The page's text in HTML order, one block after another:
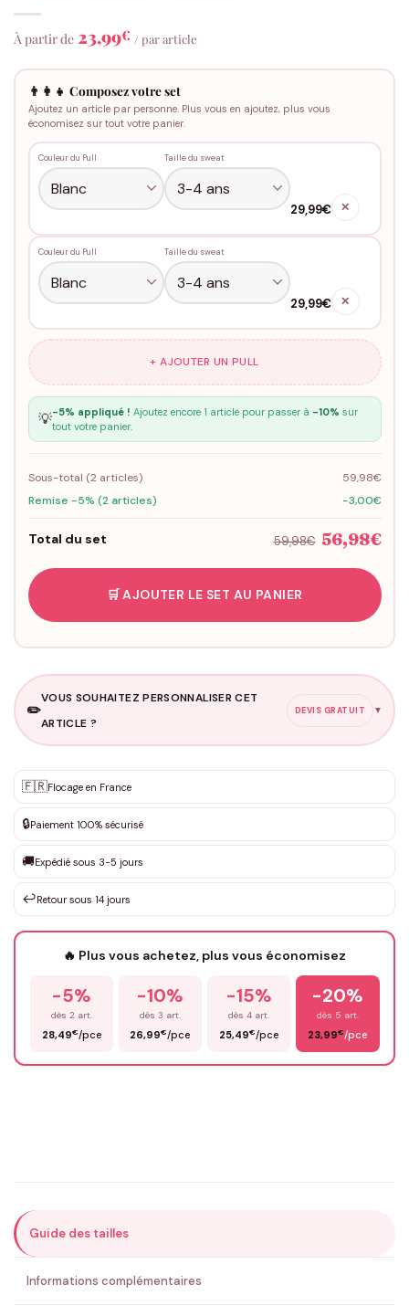
À partir de 23,99€ / par article
👨‍👩‍👧 Composez votre set
Ajoutez un article par personne. Plus vous en ajoutez, plus vous
économisez sur tout votre panier.
Couleur du Pull Taille du sweat
29,99€ ✕
Couleur du Pull Taille du sweat
29,99€ ✕
+ AJOUTER UN PULL
💡-5% appliqué ! Ajoutez encore 1 article pour passer à -10% sur
tout votre panier.
Sous-total (2articles)
59,98€
Remise -5% (2 articles)
-3,00€
Total du set 59,98€ 56,98€
🛒 AJOUTER LE SET AU PANIER
✏️
VOUS SOUHAITEZ PERSONNALISER CET
ARTICLE ?
DEVIS GRATUIT ▼
✨ Personnalisation sur mesure
DEVIS GRATUIT · Personnalisation de 3 à 10€ selon la demande
Que souhaitez-vous ?*
Votre texte / idée*
Prénom*
ENVOYER MA DEMANDE ✨
🇫🇷Flocage en France
🔒Paiement 100% sécurisé
🚚Expédié sous 3-5 jours
↩️Retour sous 14 jours
🔥 Plus vous achetez, plus vous économisez
-5%
dès 2 art.
28,49€/pce
-10%
dès 3 art.
26,99€/pce
-15%
dès 4 art.
25,49€/pce
-20%
dès 5 art.
23,99€/pce
Guide des tailles
Informations complémentaires